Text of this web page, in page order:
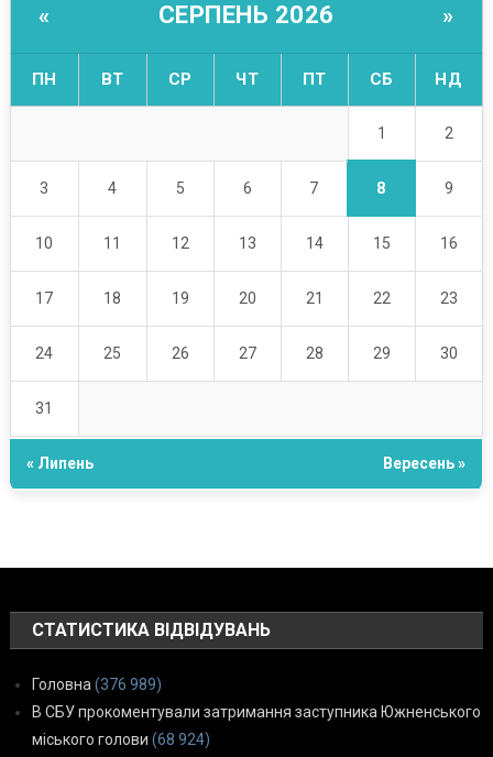
« СЕРПЕНЬ 2026 »
ПН ВТ СР ЧТ ПТ СБ НД
1 2
3 4 5 6 7 8 9
10 11 12 13 14 15 16
17 18 19 20 21 22 23
24 25 26 27 28 29 30
31
« Липень Вересень »
СТАТИСТИКА ВІДВІДУВАНЬ
Головна(376 989)
В СБУ прокоментували затримання заступника Южненського
міського голови (68 924)